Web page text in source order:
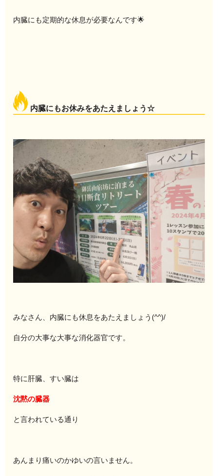
内臓にも定期的な休息が必要なんです🌟
内臓にもお休みをあたえましょう☆
みなさん、内臓にも休息をあたえましょう(^^)/
自分の大事な大事な消化器官です。
特に肝臓、すい臓は
沈黙の臓器
と言われている通り
あんまり痛いのかゆいの言いません。